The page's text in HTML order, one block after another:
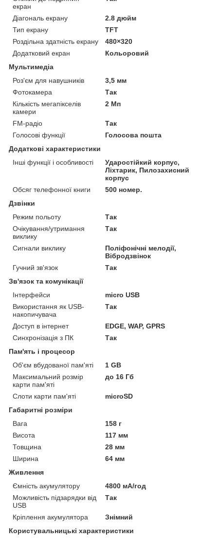
екран
Діагональ екрану
2.8 дюйм
Тип екрану
TFT
Роздільна здатність екрану
480×320
Додатковий екран
Кольоровий
Мультимедіа
Роз'єм для навушників
3,5 мм
Фотокамера
Так
Кількість мегапікселів
камери
2 Мп
FM-радіо
Так
Голосові функції
Голосова пошта
Додаткові характеристики
Інші функції і особливості
Ударостійкий корпус,
Ліхтарик, Пилозахисний
корпус
Обсяг телефонної книги
500 номер.
Дзвінки
Режим польоту
Так
Очікування/утримання
виклику
Так
Сигнали виклику
Поліфонічні мелодії,
Вібродзвінок
Гучний зв'язок
Так
Зв'язок та комунікації
Інтерфейси
micro USB
Використання як USB-
накопичувача
Так
Доступ в інтернет
EDGE, WAP, GPRS
Синхронізація з ПК
Так
Пам'ять і процесор
Об'єм вбудованої пам'яті
1 GB
Максимальний розмір
карти пам'яті
до 16 Гб
Слоти карти пам'яті
microSD
Габаритні розміри
Вага
158 г
Висота
117 мм
Товщина
28 мм
Ширина
64 мм
Живлення
Ємність акумулятору
4800 мА/год
Можливість підзарядки від
USB
Так
Кріплення акумулятора
Знімний
Користувальницькі характеристики